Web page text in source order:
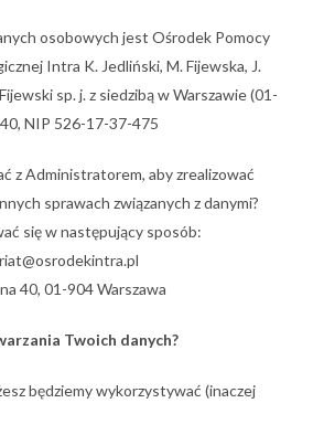
osobowych jest Ośrodek Pomocy
Intra K. Jedliński, M. Fijewska, J.
sp. j. z siedzibą w Warszawie (01-
NIP 526-17-37-475
z Administratorem, aby zrealizować
sprawach związanych z danymi?
się w następujący sposób:
40, 01-904 Warszawa
Twoich danych?
będziemy wykorzystywać (inaczej